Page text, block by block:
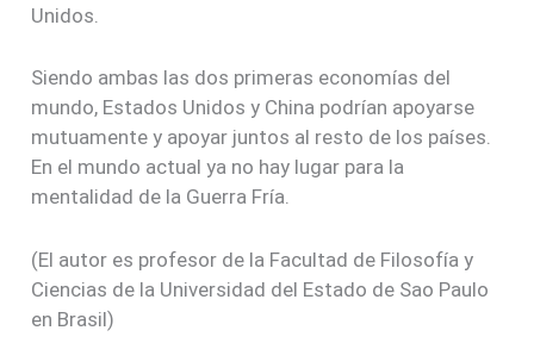
Unidos.
Siendo ambas las dos primeras economías del
mundo, Estados Unidos y China podrían apoyarse
mutuamente y apoyar juntos al resto de los países.
En el mundo actual ya no hay lugar para la
mentalidad de la Guerra Fría.
(El autor es profesor de la Facultad de Filosofía y
Ciencias de la Universidad del Estado de Sao Paulo
en Brasil)